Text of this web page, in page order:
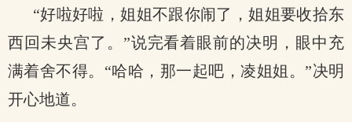
“好啦好啦，姐姐不跟你闹了，姐姐要收拾东
西回未央宫了。”说完看着眼前的决明，眼中充
满着舍不得。“哈哈，那一起吧，凌姐姐。”决明
开心地道。